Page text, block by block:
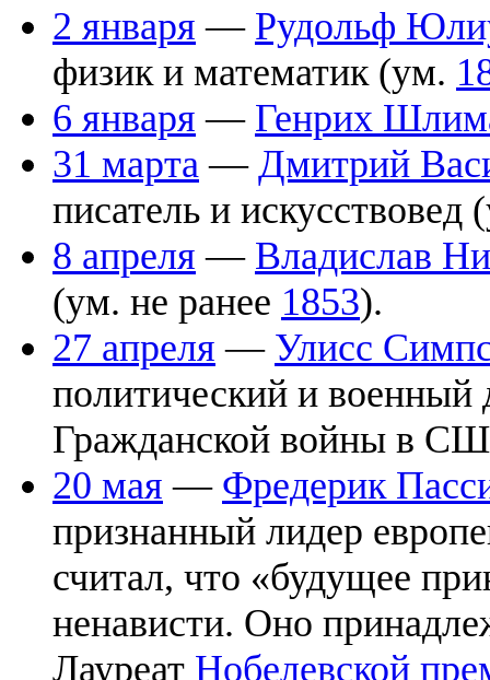
2 января — Рудольф
физик и математик (ум.
6 января — Генрих
31 марта — Дмитрий
писатель и искусствовед
8 апреля — Владислав
(ум. не ранее 1853).
27 апреля — Улисс
политический и военный
Гражданской войны в
20 мая — Фредерик
признанный лидер
считал, что «будущее
ненависти. Оно
Лауреат Нобелевской